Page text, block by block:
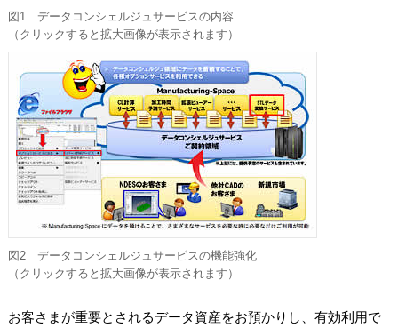
図1 データコンシェルジュサービスの内容
（クリックすると拡大画像が表示されます）
図2 データコンシェルジュサービスの機能強化
（クリックすると拡大画像が表示されます）
お客さまが重要とされるデータ資産をお預かりし、有効利用で